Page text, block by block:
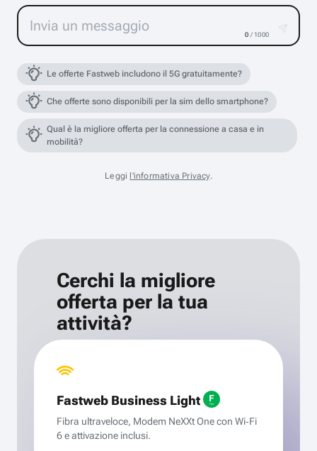
0 / 1000
Le offerte Fastweb includono il 5G gratuitamente?
Che offerte sono disponibili per la sim dello smartphone?
Qual è la migliore offerta per la connessione a casa e in
mobilità?
Leggi l'informativa Privacy.
Cerchi la migliore
offerta per la tua
attività?
Fastweb Business Light
Fibra ultraveloce, Modem NeXXt One con Wi‑Fi
6 e attivazione inclusi.